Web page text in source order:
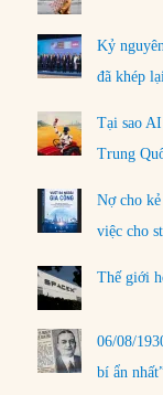
Kỷ
đã khép
Tại sao
Trung
Nợ cho
việc cho
Thế giới
06/08/
bí ẩn